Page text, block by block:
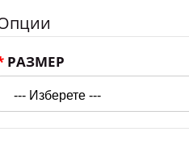
РАЗМЕР